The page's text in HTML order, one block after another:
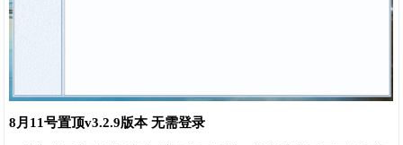
8月11号置顶v3.2.9版本 无需登录